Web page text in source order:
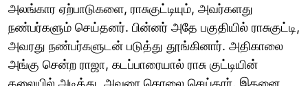
அலங்கார ஏற்பாடுகளை, ராசுகுட்டியும், அவர்களது
நண்பர்களும் செய்தனர். பின்னர் அதே பகுதியில் ராசுகுட்டி,
அவரது நண்பர்களுடன் படுத்து தூங்கினார். அதிகாலை
அங்கு சென்ற ராஜா, கடப்பாரையால் ராசு குட்டியின்
தலையில் அடித்து, அவரை கொலை செய்தார். இதனை